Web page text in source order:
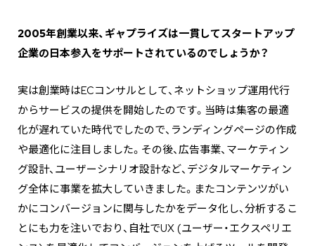
―――2005年創業以来、ギャプライズは一貫してスタートアップ
企業の日本参入をサポートされているのでしょうか？
実は創業時はECコンサルとして、ネットショップ運用代行
からサービスの提供を開始したのです。当時は集客の最適
化が遅れていた時代でしたので、ランディングページの作成
や最適化に注目しました。その後、広告事業、マーケティン
グ設計、ユーザーシナリオ設計など、デジタルマーケティン
グ全体に事業を拡大していきました。またコンテンツがい
かにコンバージョンに関与したかをデータ化し、分析するこ
とにも力を注いでおり、自社でUX (ユーザー・エクスペリエ